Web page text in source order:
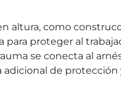
altura, como
proteger al
se conecta al
de protección